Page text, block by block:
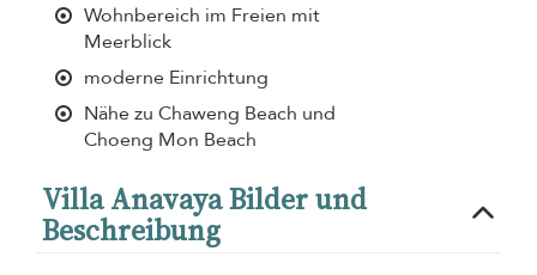
Wohnbereich im Freien mit
Meerblick
moderne Einrichtung
Nähe zu Chaweng Beach und
Choeng Mon Beach
Villa Anavaya Bilder und
Beschreibung